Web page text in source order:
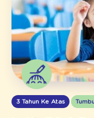
3 Tahun Ke Atas